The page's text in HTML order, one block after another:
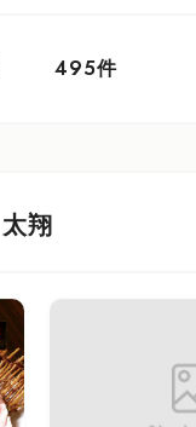
495件
太翔